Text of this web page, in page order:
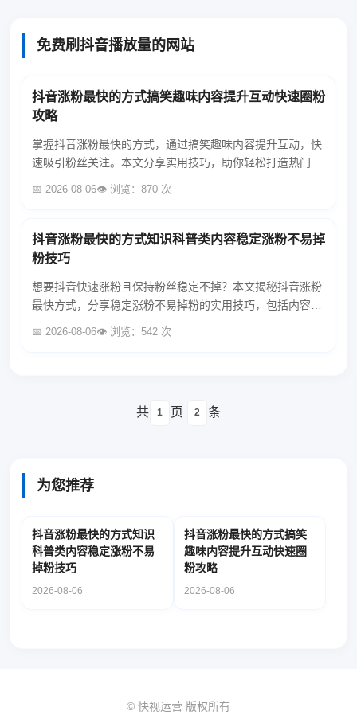
免费刷抖音播放量的网站
抖音涨粉最快的方式搞笑趣味内容提升互动快速圈粉
攻略
掌握抖音涨粉最快的方式，通过搞笑趣味内容提升互动，快
速吸引粉丝关注。本文分享实用技巧，助你轻松打造热门账
📅 2026-08-06👁️ 浏览：870 次
抖音涨粉最快的方式知识科普类内容稳定涨粉不易掉
粉技巧
想要抖音快速涨粉且保持粉丝稳定不掉？本文揭秘抖音涨粉
最快方式，分享稳定涨粉不易掉粉的实用技巧，包括内容优
📅 2026-08-06👁️ 浏览：542 次
共 1 页 2 条
为您推荐
抖音涨粉最快的方式知识
科普类内容稳定涨粉不易
掉粉技巧
2026-08-06
抖音涨粉最快的方式搞笑
趣味内容提升互动快速圈
粉攻略
2026-08-06
© 快视运营 版权所有